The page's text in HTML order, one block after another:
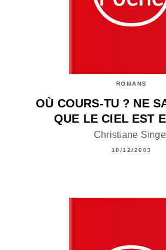
ROMANS
OÙ COURS-TU ? NE
QUE LE CIEL EST
Christiane
10/12/2003